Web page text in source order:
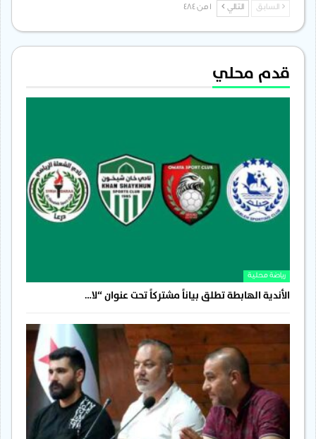
السابق التالي
قدم محلي
رياضة محلية
الأندية الهابطة تطلق بياناً مشتركاً تحت عنوان “لا…